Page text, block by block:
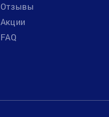
Отзывы
Акции
FAQ